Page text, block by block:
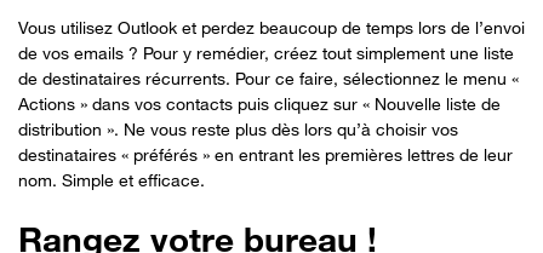
Vous utilisez Outlook et perdez beaucoup de temps lors de l’envoi
de vos emails ? Pour y remédier, créez tout simplement une liste
de destinataires récurrents. Pour ce faire, sélectionnez le menu «
Actions » dans vos contacts puis cliquez sur « Nouvelle liste de
distribution ». Ne vous reste plus dès lors qu’à choisir vos
destinataires « préférés » en entrant les premières lettres de leur
nom. Simple et efficace.
Rangez votre bureau !